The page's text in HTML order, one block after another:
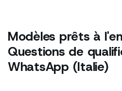
Modèles prêts à
Questions de
WhatsApp (Italie)